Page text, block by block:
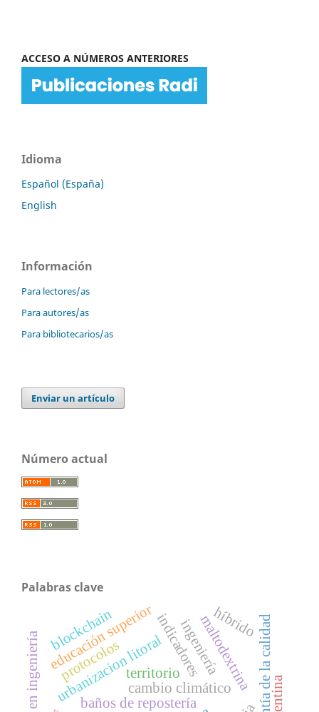
ACCESO A NÚMEROS ANTERIORES
Idioma
Español (España)
English
Información
Para lectores/as
Para autores/as
Para bibliotecarios/as
Enviar un artículo
Número actual
Palabras clave
indicadores
cambio climático
urbanizacion litoral
baños de repostería
maltodextrina
educación superior
territorio garantía de la calidad
protocolos
híbrido
blockchain ingeniería